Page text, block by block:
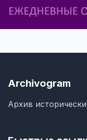
Archivogram
Архив